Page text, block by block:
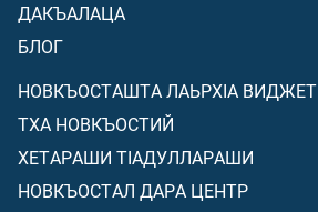
ДАКЪАЛАЦА
БЛОГ
НОВКЪОСТАШТА ЛАЬРХIА ВИДЖЕТ
ТХА НОВКЪОСТИЙ
ХЕТАРАШИ ТIАДУЛЛАРАШИ
НОВКЪОСТАЛ ДАРА ЦЕНТР